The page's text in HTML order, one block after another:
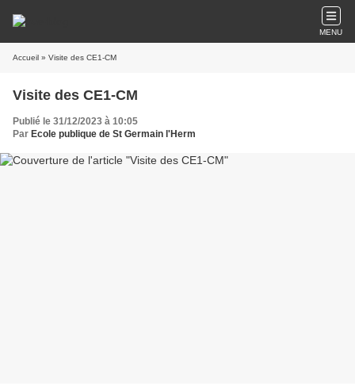
MENU
Accueil » Visite des CE1-CM
Visite des CE1-CM
Publié le 31/12/2023 à 10:05
Par Ecole publique de St Germain l'Herm